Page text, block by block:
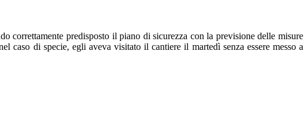
correttamente predisposto il piano di sicurezza con la previsione delle misure
caso di specie, egli aveva visitato il cantiere il martedì senza essere messo a